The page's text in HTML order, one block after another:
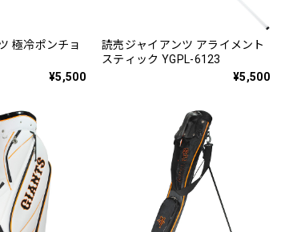
極冷ポンチョ
¥5,500
読売ジャイアンツ アライメント
スティック YGPL-6123
¥5,500